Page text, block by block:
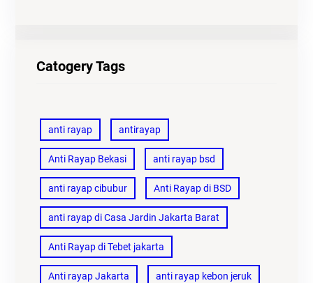
Catogery Tags
anti rayap antirayap
Anti Rayap Bekasi anti rayap bsd
anti rayap cibubur Anti Rayap di BSD
anti rayap di Casa Jardin Jakarta Barat
Anti Rayap di Tebet jakarta
Anti rayap Jakarta anti rayap kebon jeruk